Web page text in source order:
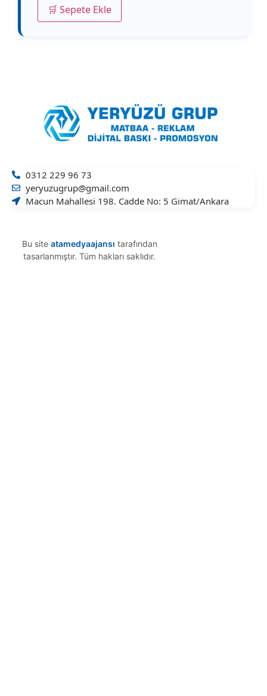
🛒 Sepete Ekle
0312 229 96 73
yeryuzugrup@gmail.com
Macun Mahallesi 198. Cadde No: 5 Gimat/Ankara
Bu site atamedyaajansı tarafından
tasarlanmıştır. Tüm hakları saklıdır.